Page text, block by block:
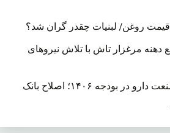
مراتع دهنه مرغزار تاش با تلاش نیروهای
تسویه بدهی‌های صنعت دارو در بودجه ۱۴۰۶؛ اصلاح بانک